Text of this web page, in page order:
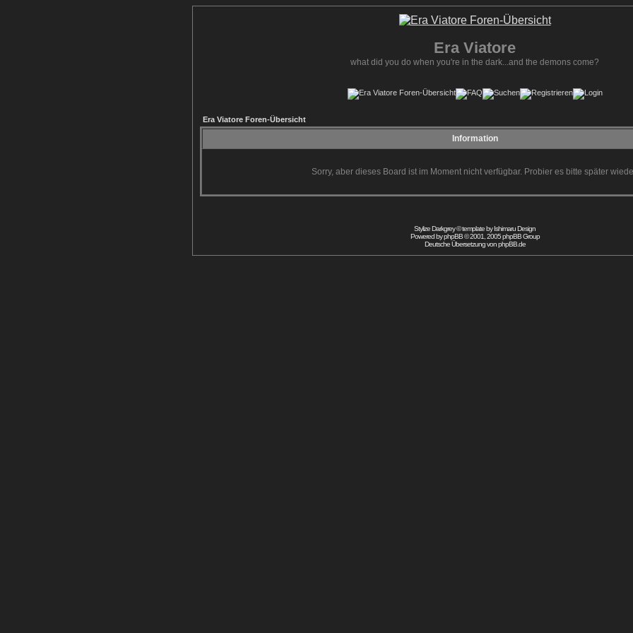
Era Viatore
what did you do when you're in the dark...and the demons come?
Era Viatore Foren-Übersicht
Information
Sorry, aber dieses Board ist im Moment nicht verfügbar. Probier es bitte später
Stylize Darkgrey © template byIshimaru Design
Powered byphpBB© 2001, 2005 phpBB Group
Deutsche Übersetzung vonphpBB.de